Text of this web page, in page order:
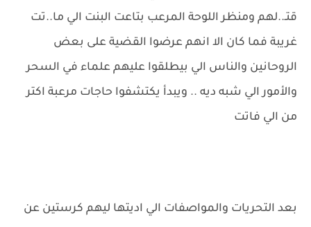
قتـ..لهم ومنظر اللوحة المرعب بتاعت البنت الي ما..تت
غريبة فما كان الا انهم عرضوا القضية على بعض
الروحانين والناس الي بيطلقوا عليهم علماء في السحر
والأمور الي شبه ديه .. ويبدأ يكتشفوا حاجات مرعبة اكتر
من الي فاتت
بعد التحريات والمواصفات الي اديتها ليهم كرستين عن